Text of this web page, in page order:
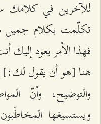
للآخرين في كلامك
تكلّمت بكلام جميل
فهذا الأمر يعود إليك
هنا [هو أن يقول لك:]
والتوضيح، وأنّ
ويستسيغها